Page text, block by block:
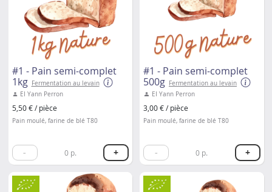
#1 - Pain semi-complet
1kg Fermentation au levain
EI Yann Perron
5,50 € / pièce
Pain moulé, farine de blé T80
- 0p. +
#1 - Pain semi-complet
500g Fermentation au levain
EI Yann Perron
3,00 € / pièce
Pain moulé, farine de blé T80
- 0 p. +